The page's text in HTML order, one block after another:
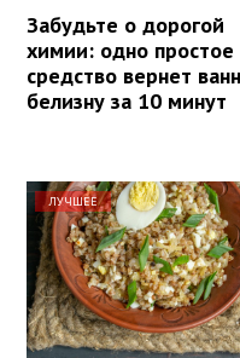
Забудьте о дорогой
химии: одно простое
средство вернет
белизну за 10 минут
ЛУЧШЕЕ